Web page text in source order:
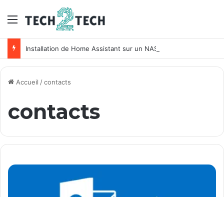
Menu
Installation de Home Assistant sur un NAS Synology
Accueil /contacts
contacts